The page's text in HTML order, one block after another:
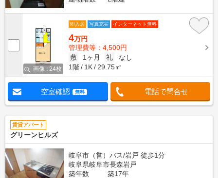
画像 : 24枚
即入居 写真充実 インターネット無料
4万円
管理費等：4,500円
敷
1ヶ月 礼
なし
1階
1K 29.75㎡
空室確認 無料 電話で問合せ
賃貸アパート
グリーンヒルズ
岐阜市（営）バス/岩戸 徒歩1分
岐阜県岐阜市長森岩戸
築年数
築17年